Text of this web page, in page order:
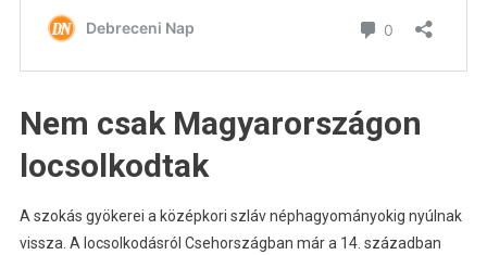
Nem csak Magyarországon
locsolkodtak
A szokás gyökerei a középkori szláv néphagyományokig nyúlnak
vissza. A locsolkodásról Csehországban már a 14. században